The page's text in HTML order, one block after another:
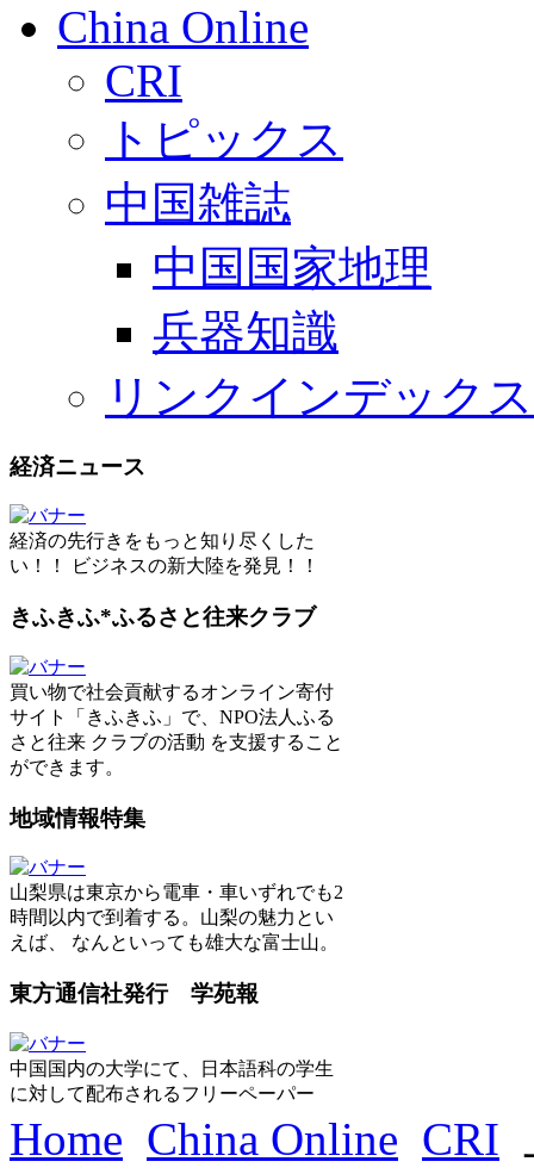
China Online
CRI
トピックス
中国雑誌
中国国家地理
兵器知識
リンクインデックス
経済ニュース
経済の先行きをもっと知り尽くした
い！！ ビジネスの新大陸を発見！！
きふきふ*ふるさと往来クラブ
買い物で社会貢献するオンライン寄付
サイト「きふきふ」で、NPO法人ふる
さと往来 クラブの活動 を支援すること
ができます。
地域情報特集
山梨県は東京から電車・車いずれでも2
時間以内で到着する。山梨の魅力とい
えば、 なんといっても雄大な富士山。
東方通信社発行 学苑報
中国国内の大学にて、日本語科の学生
に対して配布されるフリーペーパー
Home China Online CRI